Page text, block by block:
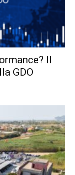
Il
GDO